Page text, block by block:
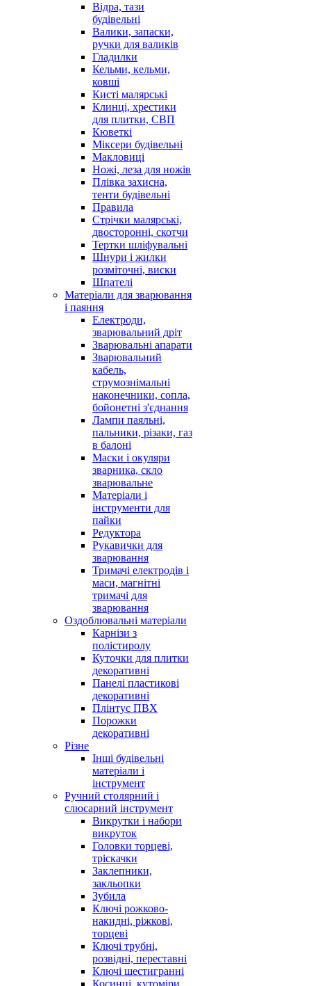
Відра, тази
будівельні
Валики, запаски,
ручки для валиків
Гладилки
Кельми, кельми,
ковші
Кисті малярські
Клинці, хрестики
для плитки, СВП
Кюветкі
Міксери будівельні
Макловиці
Ножі, леза для ножів
Плівка захисна,
тенти будівельні
Правила
Стрічки малярські,
двосторонні, скотчи
Тертки шліфувальні
Шнури і жилки
розміточні, виски
Шпателі
Матеріали для зварювання
і паяння
Електроди,
зварювальний дріт
Зварювальні апарати
Зварювальний
кабель,
струмознімальні
наконечники, сопла,
бойонетні з'єднання
Лампи паяльні,
пальники, різаки, газ
в балоні
Маски і окуляри
зварника, скло
зварювальне
Матеріали і
інструменти для
пайки
Редуктора
Рукавички для
зварювання
Тримачі електродів і
маси, магнітні
тримачі для
зварювання
Оздоблювальні матеріали
Карнізи з
полістиролу
Куточки для плитки
декоративні
Панелі пластикові
декоративні
Плінтус ПВХ
Порожки
декоративні
Різне
Інші будівельні
матеріали і
інструмент
Ручний столярний і
слюсарний інструмент
Викрутки і набори
викруток
Головки торцеві,
тріскачки
Заклепники,
закльопки
Зубила
Ключі рожково-
накидні, ріжкові,
торцеві
Ключі трубні,
розвідні, переставні
Ключі шестигранні
Косинці, кутоміри,